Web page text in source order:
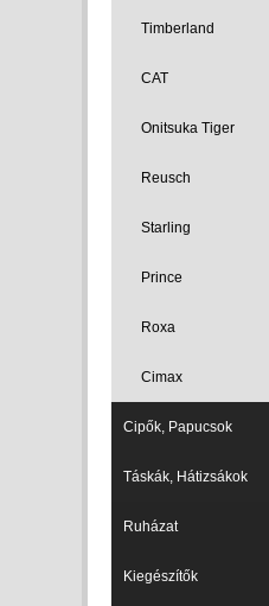
Timberland
CAT
Onitsuka Tiger
Reusch
Starling
Prince
Roxa
Cimax
Cipők, Papucsok
Táskák, Hátizsákok
Ruházat
Kiegészítők